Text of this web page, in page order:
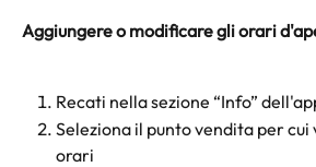
Aggiungere o modificare gli orari
Recati nella sezione “Info”
Seleziona il punto vendita per
orari